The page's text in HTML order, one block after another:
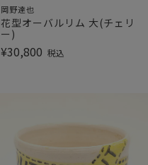
岡野達也
花型オーバルリム 大(チェリ
ー)
¥30,800 税込